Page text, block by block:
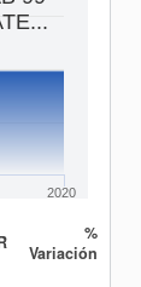
2020
%
Variación